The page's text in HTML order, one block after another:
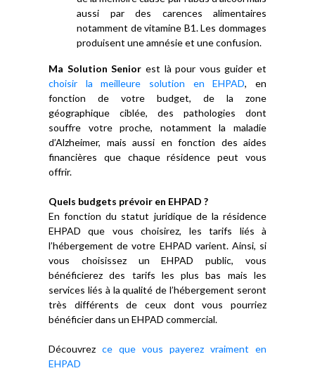
aussi par des carences alimentaires
notamment de vitamine B1. Les dommages
produisent une amnésie et une confusion.
Ma Solution Senior est là pour vous guider et
choisir la meilleure solution en EHPAD, en
fonction de votre budget, de la zone
géographique ciblée, des pathologies dont
souffre votre proche, notamment la maladie
d’Alzheimer, mais aussi en fonction des aides
financières que chaque résidence peut vous
offrir.
Quels budgets prévoir en EHPAD ?
En fonction du statut juridique de la résidence
EHPAD que vous choisirez, les tarifs liés à
l’hébergement de votre EHPAD varient. Ainsi, si
vous choisissez un EHPAD public, vous
bénéficierez des tarifs les plus bas mais les
services liés à la qualité de l’hébergement seront
très différents de ceux dont vous pourriez
bénéficier dans un EHPAD commercial.
Découvrez ce que vous payerez vraiment en
EHPAD